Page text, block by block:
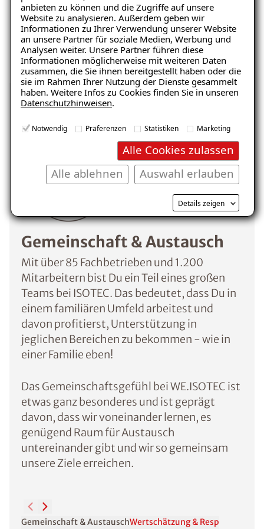
anbieten zu können und die Zugriffe auf unsere
Website zu analysieren. Außerdem geben wir
Informationen zu Ihrer Verwendung unserer Website
an unsere Partner für soziale Medien, Werbung und
Analysen weiter. Unsere Partner führen diese
Informationen möglicherweise mit weiteren Daten
zusammen, die Sie ihnen bereitgestellt haben oder die
sie im Rahmen Ihrer Nutzung der Dienste gesammelt
haben. Weitere Infos zu Cookies finden Sie in unseren
Datenschutzhinweisen.
Notwendig Präferenzen Statistiken Marketing
Alle Cookies zulassen
Auswahl erlauben
Alle ablehnen
Details zeigen
Was dich erwartet
Gemeinschaft & Austausch
Mit über 85 Fachbetrieben und 1.200
Mitarbeitern bist Du ein Teil eines großen
Teams bei ISOTEC. Das bedeutet, dass Du in
einem familiären Umfeld arbeitest und
davon profitierst, Unterstützung in
jeglichen Bereichen zu bekommen - wie in
einer Familie eben!
Das Gemeinschaftsgefühl bei WE.ISOTEC ist
etwas ganz besonderes und ist geprägt
davon, dass wir voneinander lernen, es
genügend Raum für Austausch
untereinander gibt und wir so gemeinsam
unsere Ziele erreichen.
Gemeinschaft & AustauschWertschätzung & Respekt